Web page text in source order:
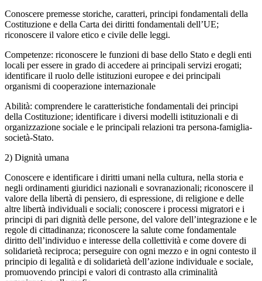
Conoscere premesse storiche, caratteri, principi fondamentali della
Costituzione e della Carta dei diritti fondamentali dell’UE;
riconoscere il valore etico e civile delle leggi.
Competenze: riconoscere le funzioni di base dello Stato e degli enti
locali per essere in grado di accedere ai principali servizi erogati;
identificare il ruolo delle istituzioni europee e dei principali
organismi di cooperazione internazionale
Abilità: comprendere le caratteristiche fondamentali dei principi
della Costituzione; identificare i diversi modelli istituzionali e di
organizzazione sociale e le principali relazioni tra persona-famiglia-
società-Stato.
2) Dignità umana
Conoscere e identificare i diritti umani nella cultura, nella storia e
negli ordinamenti giuridici nazionali e sovranazionali; riconoscere il
valore della libertà di pensiero, di espressione, di religione e delle
altre libertà individuali e sociali; conoscere i processi migratori e i
principi di pari dignità delle persone, del valore dell’integrazione e le
regole di cittadinanza; riconoscere la salute come fondamentale
diritto dell’individuo e interesse della collettività e come dovere di
solidarietà reciproca; perseguire con ogni mezzo e in ogni contesto il
principio di legalità e di solidarietà dell’azione individuale e sociale,
promuovendo principi e valori di contrasto alla criminalità